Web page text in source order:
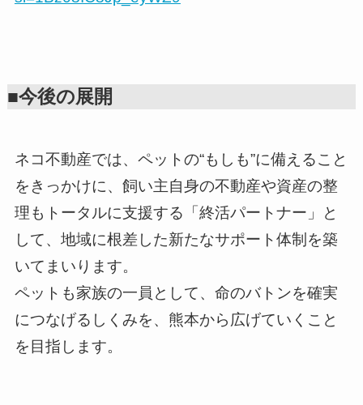
■今後の展開
ネコ不動産では、ペットの“もしも”に備えること
をきっかけに、飼い主自身の不動産や資産の整
理もトータルに支援する「終活パートナー」と
して、地域に根差した新たなサポート体制を築
いてまいります。
ペットも家族の一員として、命のバトンを確実
につなげるしくみを、熊本から広げていくこと
を目指します。